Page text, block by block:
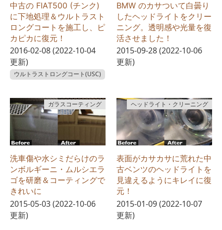
中古の FIAT500 (チンク)
に下地処理＆ウルトラスト
ロングコートを施工し、ピ
カピカに復元！
2016-02-08(2022-10-04
更新)
ウルトラストロングコート(USC)
BMW のカサついて白曇り
したヘッドライトをクリー
ニング。透明感や光量を復
活させました！
2015-09-28(2022-10-06
更新)
洗車傷や水シミだらけのラ
ンボルギーニ・ムルシエラ
ゴを研磨＆コーティングで
きれいに
2015-05-03(2022-10-06
更新)
ガラスコーティング
表面がカサカサに荒れた中
古ベンツのヘッドライトを
見違えるようにキレイに復
元！
2015-01-09(2022-10-07
更新)
ヘッドライト・クリーニング